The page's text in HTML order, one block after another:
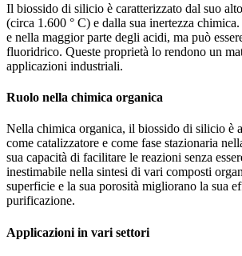
Il biossido di silicio è caratterizzato dal suo
(circa 1.600 ° C) e dalla sua inertezza
e nella maggior parte degli acidi, ma può
fluoridrico. Queste proprietà lo rendono un
applicazioni industriali.
Ruolo nella chimica organica
Nella chimica organica, il biossido di silicio è
come catalizzatore e come fase stazionaria
sua capacità di facilitare le reazioni senza
inestimabile nella sintesi di vari composti
superficie e la sua porosità migliorano la sua
purificazione.
Applicazioni in vari settori